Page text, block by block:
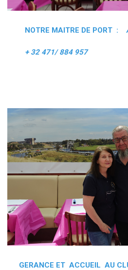
NOTRE MAITRE DE PORT :
+ 32 471/ 884 957
GERANCE ET ACCUEIL AU